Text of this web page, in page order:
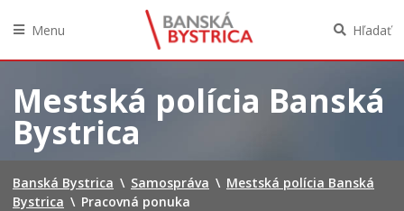
obsah
Menu Hľadať
Mestská polícia Banská
Bystrica
Banská Bystrica \ Samospráva \ Mestská polícia Banská
Bystrica \ Pracovná ponuka